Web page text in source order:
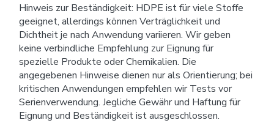
Hinweis zur Beständigkeit: HDPE ist für viele Stoffe
geeignet, allerdings können Verträglichkeit und
Dichtheit je nach Anwendung variieren. Wir geben
keine verbindliche Empfehlung zur Eignung für
spezielle Produkte oder Chemikalien. Die
angegebenen Hinweise dienen nur als Orientierung; bei
kritischen Anwendungen empfehlen wir Tests vor
Serienverwendung. Jegliche Gewähr und Haftung für
Eignung und Beständigkeit ist ausgeschlossen.